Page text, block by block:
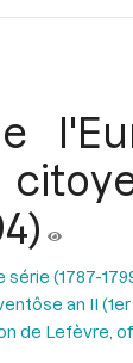
série (1787-
an II
de Lefèvre,